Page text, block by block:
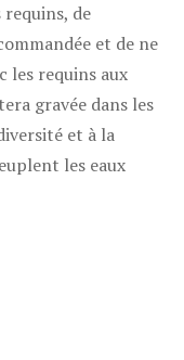
de
et de ne
les requins aux
gravée dans les
et à la
les eaux